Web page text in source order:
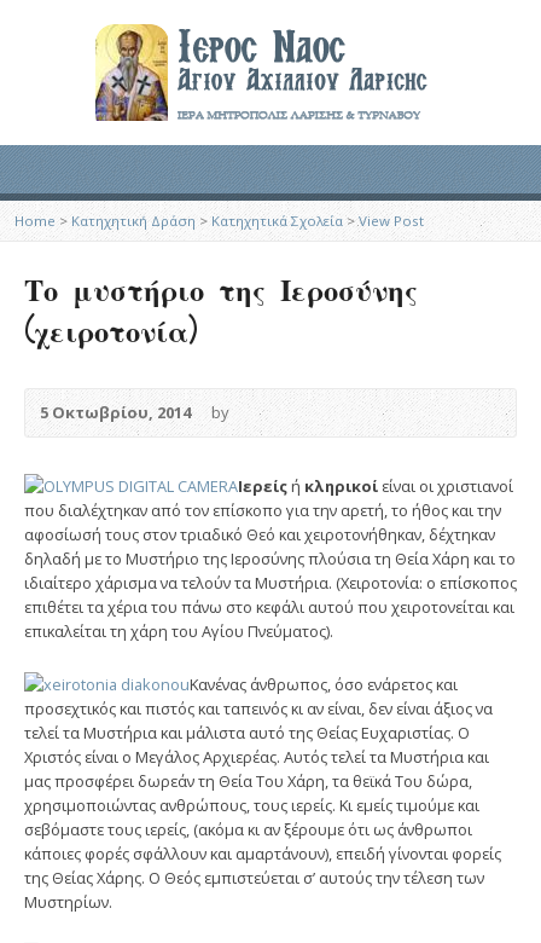
Home > Κατηχητική Δράση >Κατηχητικά Σχολεία>View Post
Το μυστήριο της Ιεροσύνης
(χειροτονία)
5 Οκτωβρίου, 2014 by
Ιερείςή κληρικοί είναι οι χριστιανοί
που διαλέχτηκαν από τον επίσκοπο για την αρετή, το ήθος και την
αφοσίωσή τους στον τριαδικό Θεό και χειροτονήθηκαν, δέχτηκαν
δηλαδή με το Μυστήριο της Ιεροσύνης πλούσια τη Θεία Χάρη και το
ιδιαίτερο χάρισμα να τελούν τα Μυστήρια. (Χειροτονία: ο επίσκοπος
επιθέτει τα χέρια του πάνω στο κεφάλι αυτού που χειροτονείται και
επικαλείται τη χάρη του Αγίου Πνεύματος).
Κανένας άνθρωπος, όσο ενάρετος και
προσεχτικός και πιστός και ταπεινός κι αν είναι, δεν είναι άξιος να
τελεί τα Μυστήρια και μάλιστα αυτό της Θείας Ευχαριστίας. Ο
Χριστός είναι ο Μεγάλος Αρχιερέας. Αυτός τελεί τα Μυστήρια και
μας προσφέρει δωρεάν τη Θεία Του Χάρη, τα θεϊκά Του δώρα,
χρησιμοποιώντας ανθρώπους, τους ιερείς. Κι εμείς τιμούμε και
σεβόμαστε τους ιερείς, (ακόμα κι αν ξέρουμε ότι ως άνθρωποι
κάποιες φορές σφάλλουν και αμαρτάνουν), επειδή γίνονται φορείς
της Θείας Χάρης. Ο Θεός εμπιστεύεται σ’ αυτούς την τέλεση των
Μυστηρίων.